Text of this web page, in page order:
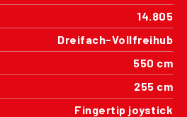
14.805
Dreifach-Vollfreihub
550 cm
255 cm
Fingertip joystick